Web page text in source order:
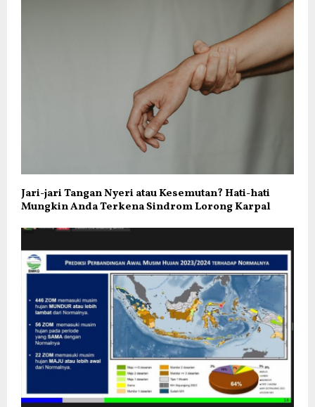
Jari-jari Tangan Nyeri atau Kesemutan? Hati-hati
Mungkin Anda Terkena Sindrom Lorong Karpal